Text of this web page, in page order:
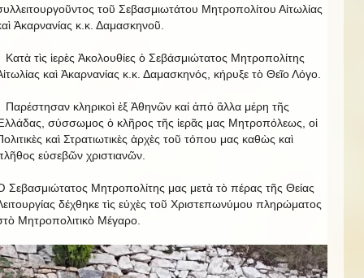
τοῦ Σεβασμιωτάτου Μητροπολίτου Αἰτωλίας
Ἀκαρνανίας κ.κ. Δαμασκηνοῦ.
τὶς ἱερὲς Ἀκολουθίες ὁ Σεβάσμιώτατος Μητροπολίτης
καὶ Ἀκαρνανίας κ.κ. Δαμασκηνός, κήρυξε τὸ Θεῖο Λόγο.
κληρικοὶ ἐξ Ἀθηνῶν καί ἀπό ἂλλα μέρη τῆς
σύσσωμος ὁ κλῆρος τῆς ἱερᾶς μας Μητροπόλεως, οἱ
καὶ Στρατιωτικὲς ἀρχὲς τοῦ τόπου μας καθὼς καὶ
εὐσεβῶν χριστιανῶν.
Σεβασμιώτατος Μητροπολίτης μας μετὰ τὸ πέρας τῆς Θείας
δέχθηκε τὶς εὐχὲς τοῦ Χριστεπωνύμου πληρώματος
Μητροπολιτικὸ Μέγαρο.